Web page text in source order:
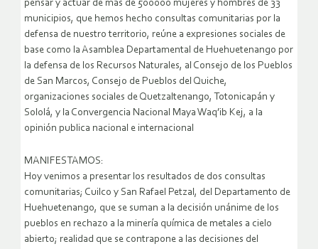
pensar y actuar de más de 500000 mujeres y hombres de 33
municipios, que hemos hecho consultas comunitarias por la
defensa de nuestro territorio, reúne a expresiones sociales de
base como la Asamblea Departamental de Huehuetenango por
la defensa de los Recursos Naturales, al Consejo de los Pueblos
de San Marcos, Consejo de Pueblos del Quiche,
organizaciones sociales de Quetzaltenango, Totonicapán y
Sololá, y la Convergencia Nacional Maya Waq’ib Kej, a la
opinión publica nacional e internacional
MANIFESTAMOS:
Hoy venimos a presentar los resultados de dos consultas
comunitarias; Cuilco y San Rafael Petzal, del Departamento de
Huehuetenango, que se suman a la decisión unánime de los
pueblos en rechazo a la minería química de metales a cielo
abierto; realidad que se contrapone a las decisiones del